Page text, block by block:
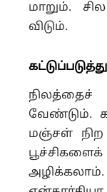
மாறும்.
விடும்.
வேண்டும்.
மஞ்சள்